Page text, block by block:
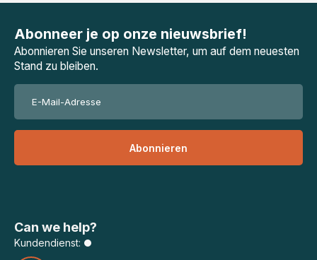
Abonneer je op onze nieuwsbrief!
Abonnieren Sie unseren Newsletter, um auf dem neuesten
Stand zu bleiben.
Abonnieren
Can we help?
Kundendienst: